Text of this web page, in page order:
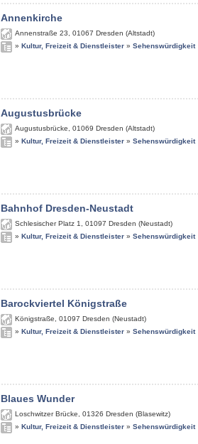
Annenkirche
Annenstraße 23 01067 Dresden (Altstadt)
» Kultur, Freizeit & Dienstleister » Sehenswürdigkeit
Augustusbrücke
Augustusbrücke 01069 Dresden (Altstadt)
» Kultur, Freizeit & Dienstleister » Sehenswürdigkeit
Bahnhof Dresden-Neustadt
Schlesischer Platz 1 01097 Dresden (Neustadt)
» Kultur, Freizeit & Dienstleister » Sehenswürdigkeit
Barockviertel Königstraße
Königstraße 01097 Dresden (Neustadt)
» Kultur, Freizeit & Dienstleister » Sehenswürdigkeit
Blaues Wunder
Loschwitzer Brücke 01326 Dresden (Blasewitz)
» Kultur, Freizeit & Dienstleister » Sehenswürdigkeit